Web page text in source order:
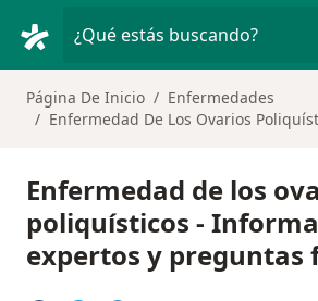
¿Qué estás buscando?
Página De Inicio
Enfermedades
Enfermedad De Los Ovarios
Enfermedad de los
poliquísticos -
expertos y preguntas